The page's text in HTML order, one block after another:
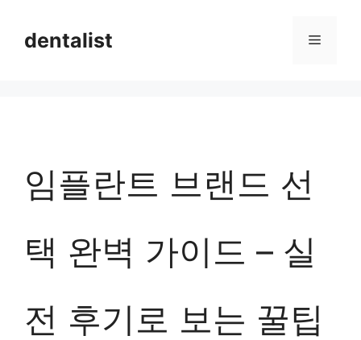
dentalist 메
임플란트 브랜드 선
택 완벽 가이드 – 실
전 후기로 보는 꿀팁